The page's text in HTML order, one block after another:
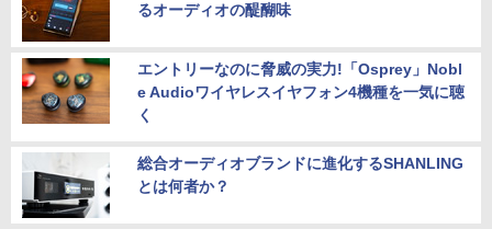
るオーディオの醍醐味
エントリーなのに脅威の実力!「Osprey」Nobl
e Audioワイヤレスイヤフォン4機種を一気に聴
く
総合オーディオブランドに進化するSHANLING
とは何者か？